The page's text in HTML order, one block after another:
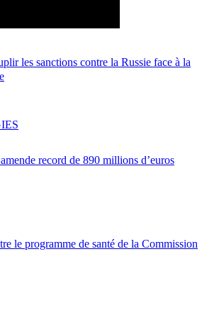
les sanctions contre la Russie face à la
record de 890 millions d’euros
le programme de santé de la Commission